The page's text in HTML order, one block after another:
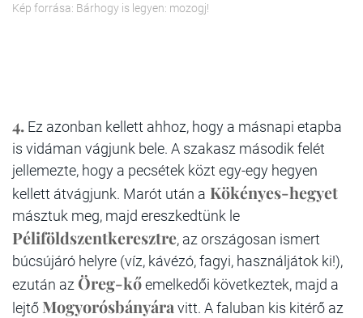
Kép forrása: Bárhogy is legyen: mozogj!
4. Ez azonban kellett ahhoz, hogy a másnapi etapba
is vidáman vágjunk bele. A szakasz második felét
jellemezte, hogy a pecsétek közt egy-egy hegyen
kellett átvágjunk. Marót után a Kökényes-hegyet
másztuk meg, majd ereszkedtünk le
Péliföldszentkeresztre, az országosan ismert
búcsújáró helyre (víz, kávézó, fagyi, használjátok ki!),
ezután az Öreg-kőemelkedői következtek, majd a
lejtő Mogyorósbányára vitt. A faluban kis kitérő az